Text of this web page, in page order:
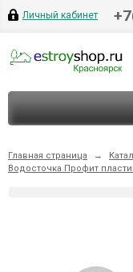
Личный кабинет
Главная страница →
Водосточка Профит